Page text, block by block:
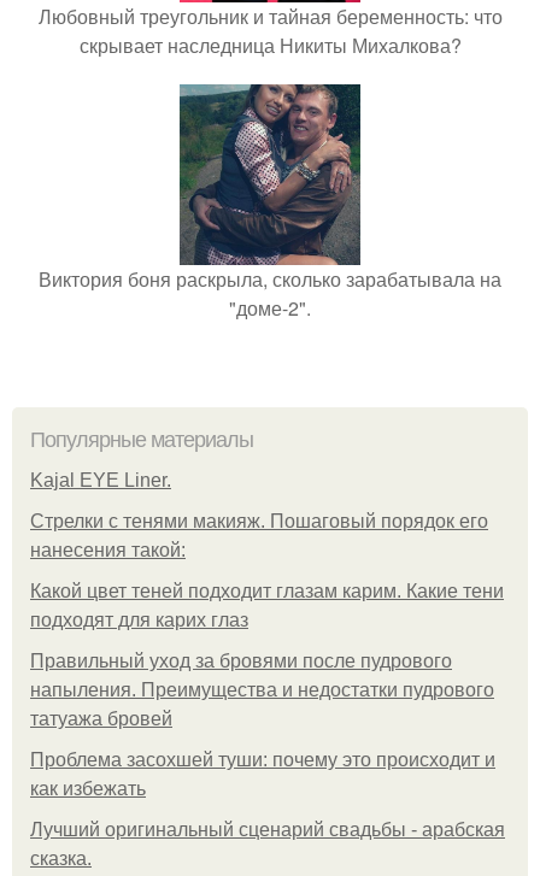
Любовный треугольник и тайная беременность: что
скрывает наследница Никиты Михалкова?
Виктория боня раскрыла, сколько зарабатывала на
"доме-2".
Популярные материалы
Kajal EYE Liner.
Стрелки с тенями макияж. Пошаговый порядок его
нанесения такой:
Какой цвет теней подходит глазам карим. Какие тени
подходят для карих глаз
Правильный уход за бровями после пудрового
напыления. Преимущества и недостатки пудрового
татуажа бровей
Проблема засохшей туши: почему это происходит и
как избежать
Лучший оригинальный сценарий свадьбы - арабская
сказка.